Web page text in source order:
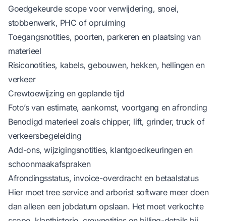
Goedgekeurde scope voor verwijdering, snoei,
stobbenwerk, PHC of opruiming
Toegangsnotities, poorten, parkeren en plaatsing van
materieel
Risiconotities, kabels, gebouwen, hekken, hellingen en
verkeer
Crewtoewijzing en geplande tijd
Foto’s van estimate, aankomst, voortgang en afronding
Benodigd materieel zoals chipper, lift, grinder, truck of
verkeersbegeleiding
Add-ons, wijzigingsnotities, klantgoedkeuringen en
schoonmaakafspraken
Afrondingsstatus, invoice-overdracht en betaalstatus
Hier moet tree service and arborist softwaremeer doen
dan alleen een jobdatum opslaan. Het moet verkochte